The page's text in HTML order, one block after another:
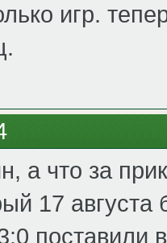
игр.
а что за
17 августа
поставили